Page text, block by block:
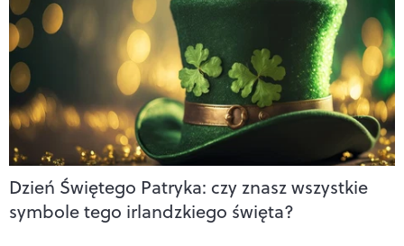
Dzień Świętego Patryka: czy znasz wszystkie
symbole tego irlandzkiego święta?